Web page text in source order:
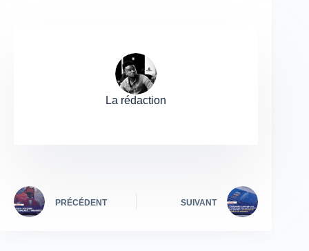
La rédaction
PRÉCÉDENT SUIVANT